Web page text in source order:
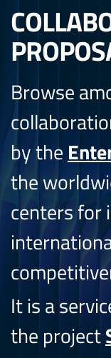
Browse
by the
the
centers for
It is a
the project